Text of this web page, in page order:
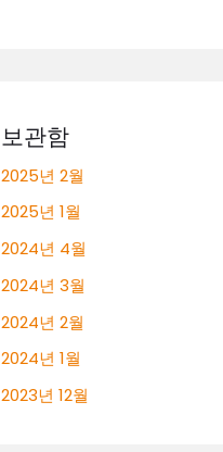
보관함
2025년 2월
2025년 1월
2024년 4월
2024년 3월
2024년 2월
2024년 1월
2023년 12월